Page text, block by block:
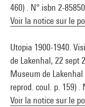
460) . N° isbn 2-
Voir la notice sur le
Utopia 1900-1940.
de Lakenhal, 22 sept
Museum de
reprod. coul. p. 159) .
Voir la notice sur le